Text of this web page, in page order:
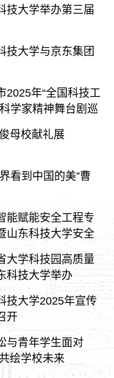
技大学举办第三届
技大学与京东集团
2025年“全国科技工
学家精神舞台剧巡
母校献礼展
看到中国的美”曹
能赋能安全工程专
山东科技大学安全
大学科技园高质量
科技大学举办
技大学2025年宣传
开
与青年学生面对
绘学校未来